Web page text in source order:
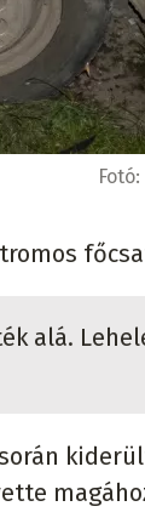
Fotó:
alá.